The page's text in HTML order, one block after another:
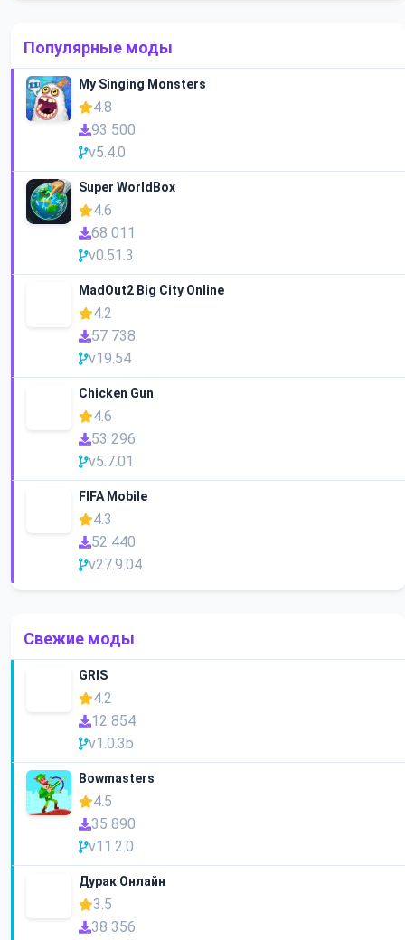
Популярные моды
My Singing Monsters
4.8
93 500
v5.4.0
Super WorldBox
4.6
68 011
v0.51.3
MadOut2 Big City Online
4.2
57 738
v19.54
Chicken Gun
4.6
53 296
v5.7.01
FIFA Mobile
4.3
52 440
v27.9.04
Свежие моды
GRIS
4.2
12 854
v1.0.3b
Bowmasters
4.5
35 890
v11.2.0
Дурак Онлайн
3.5
38 356